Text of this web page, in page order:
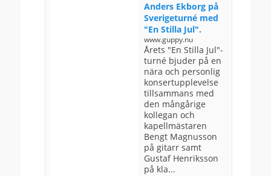
Anders Ekborg på
Sverigeturné med
"En Stilla Jul".
www.guppy.nu
Årets "En Stilla Jul"-
turné bjuder på en
nära och personlig
konsertupplevelse
tillsammans med
den mångårige
kollegan och
kapellmästaren
Bengt Magnusson
på gitarr samt
Gustaf Henriksson
på kla...